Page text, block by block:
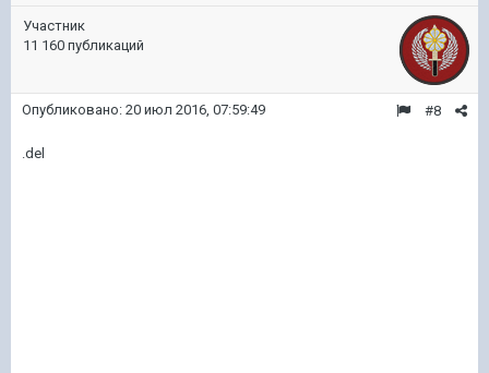
Участник
11 160 публикаций
#8
Опубликовано: 20 июл 2016, 07:59:49
.del